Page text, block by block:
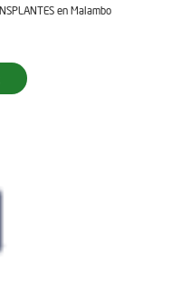
en Malambo